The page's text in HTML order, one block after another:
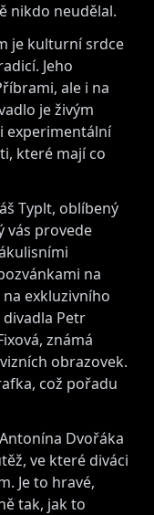
nikdo neudělal.
je kulturní srdce
Jeho
ale i na
je živým
experimentální
které mají co
Typlt, oblíbený
vás provede
na
exkluzivního
Petr
známá
obrazovek.
což pořadu
Dvořáka
ve které diváci
Je to hravé,
tak, jak to